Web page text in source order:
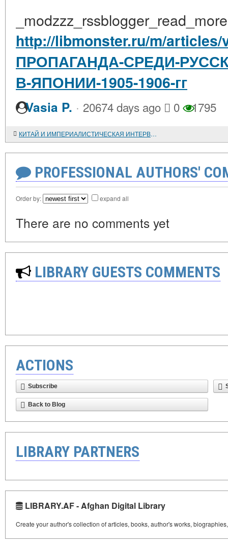
_modzzz_rssblogger_read_more
http://libmonster.ru/m/
ПРОПАГАНДА-СРЕДИ-
В-ЯПОНИИ-1905-1906-гг
Vasia P. · 20674 days ago 0 1795
КИТАЙ И ИМПЕРИАЛИСТИЧЕСКАЯ ИНТЕРВЕНЦИЯ НА СОВЕТСКОМ ДАЛЬНЕМ ВОСТОКЕ (1918-1922 гг.)
PROFESSIONAL AUTHORS'
Order by: expand all
There are no comments yet
LIBRARY GUESTS COMMENTS
ACTIONS
Subscribe
Back to Blog
LIBRARY PARTNERS
LIBRARY.AF - Afghan Digital Library
Create your author's collection of articles, books, author's works,